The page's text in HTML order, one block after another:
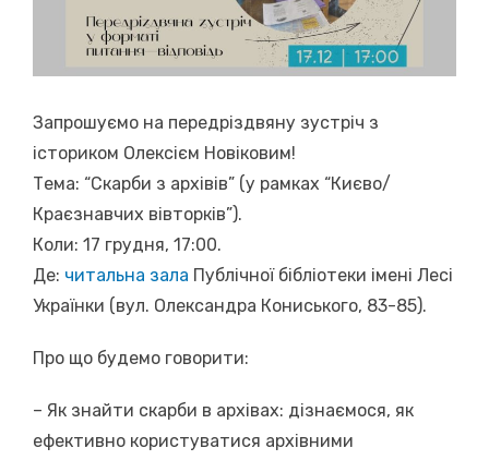
Запрошуємо на передріздвяну зустріч з
істориком Олексієм Новіковим!
Тема: “Скарби з архівів” (у рамках “Києво/
Краєзнавчих вівторків”).
Коли: 17 грудня, 17:00.
Де: читальна зала Публічної бібліотеки імені Лесі
Українки (вул. Олександра Кониського, 83-85).
Про що будемо говорити:
– Як знайти скарби в архівах: дізнаємося, як
ефективно користуватися архівними